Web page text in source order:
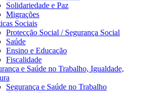
Solidariedade e Paz
Migrações
Sociais
Protecção Social / Segurança Social
Saúde
Ensino e Educação
Fiscalidade
e Saúde no Trabalho, Igualdade,
Segurança e Saúde no Trabalho